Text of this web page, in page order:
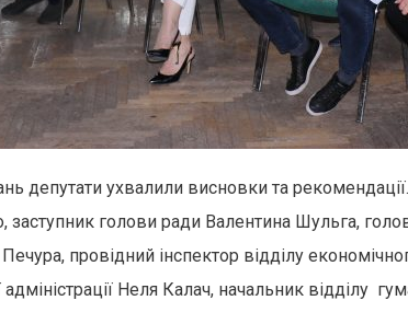
депутати ухвалили висновки та
голови ради Валентина Шульга,
провідний інспектор відділу
Неля Калач, начальник відділу